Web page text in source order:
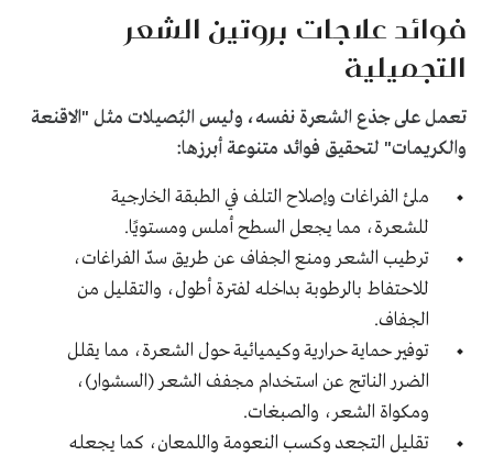
فوائد علاجات بروتين الشعر
التجميلية
تعمل على جذع الشعرة نفسه، وليس البُصيلات مثل "الاقنعة
والكريمات" لتحقيق فوائد متنوعة أبرزها:
ملئ الفراغات وإصلاح التلف في الطبقة الخارجية
للشعرة، مما يجعل السطح أملس ومستويًا.
ترطيب الشعر ومنع الجفاف عن طريق سدّ الفراغات،
للاحتفاط بالرطوبة بداخله لفترة أطول، والتقليل من
الجفاف.
توفير حماية حرارية وكيميائية حول الشعرة، مما يقلل
الضرر الناتج عن استخدام مجفف الشعر (السشوار)،
ومكواة الشعر، والصبغات.
تقليل التجعد وكسب النعومة واللمعان، كما يجعله